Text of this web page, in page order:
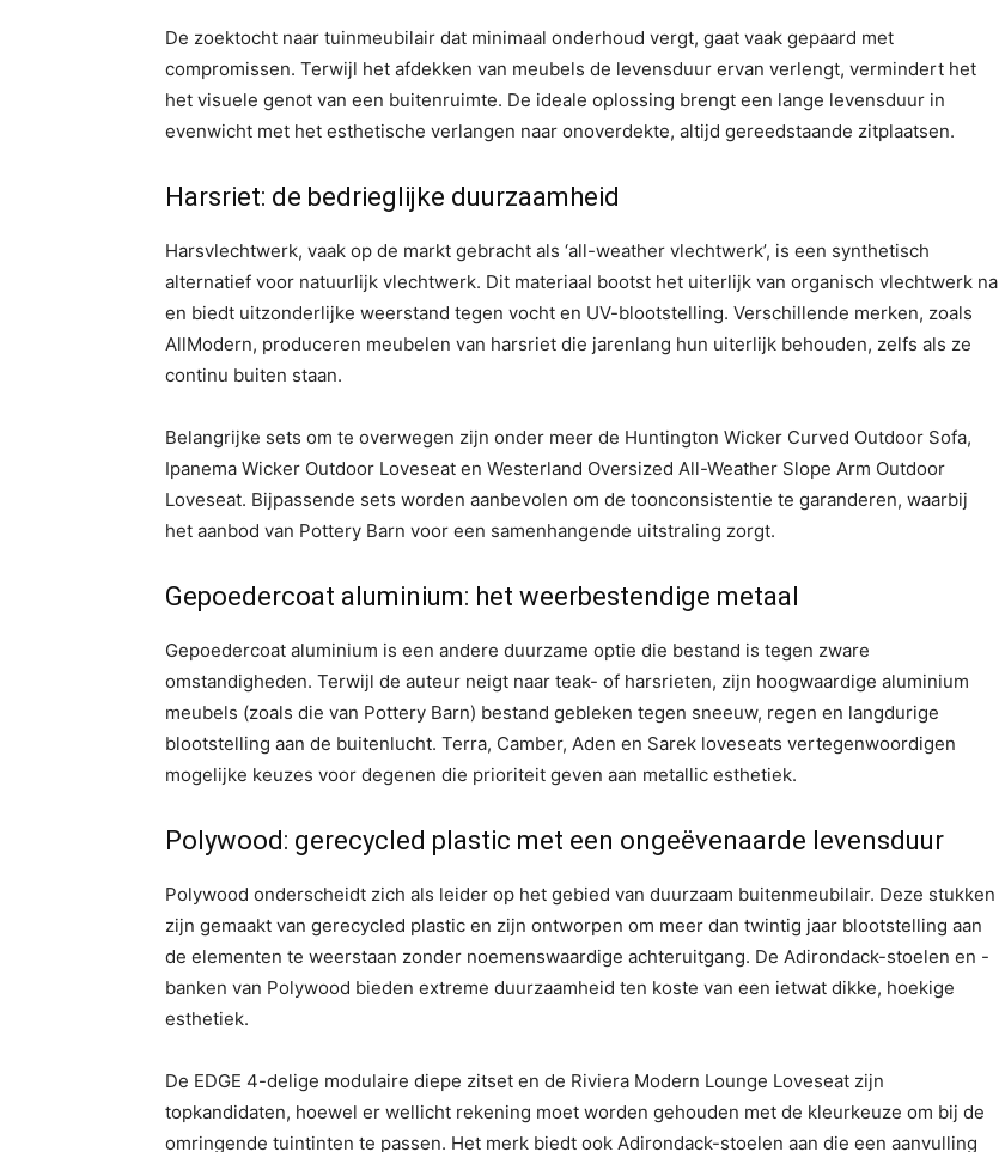
De zoektocht naar tuinmeubilair dat minimaal onderhoud vergt, gaat vaak gepaard met
compromissen. Terwijl het afdekken van meubels de levensduur ervan verlengt, vermindert het
het visuele genot van een buitenruimte. De ideale oplossing brengt een lange levensduur in
evenwicht met het esthetische verlangen naar onoverdekte, altijd gereedstaande zitplaatsen.
Harsriet: de bedrieglijke duurzaamheid
Harsvlechtwerk, vaak op de markt gebracht als ‘all-weather vlechtwerk’, is een synthetisch
alternatief voor natuurlijk vlechtwerk. Dit materiaal bootst het uiterlijk van organisch vlechtwerk na
en biedt uitzonderlijke weerstand tegen vocht en UV-blootstelling. Verschillende merken, zoals
AllModern, produceren meubelen van harsriet die jarenlang hun uiterlijk behouden, zelfs als ze
continu buiten staan.
Belangrijke sets om te overwegen zijn onder meer de Huntington Wicker Curved Outdoor Sofa,
Ipanema Wicker Outdoor Loveseat en Westerland Oversized All-Weather Slope Arm Outdoor
Loveseat. Bijpassende sets worden aanbevolen om de toonconsistentie te garanderen, waarbij
het aanbod van Pottery Barn voor een samenhangende uitstraling zorgt.
Gepoedercoat aluminium: het weerbestendige metaal
Gepoedercoat aluminium is een andere duurzame optie die bestand is tegen zware
omstandigheden. Terwijl de auteur neigt naar teak- of harsrieten, zijn hoogwaardige aluminium
meubels (zoals die van Pottery Barn) bestand gebleken tegen sneeuw, regen en langdurige
blootstelling aan de buitenlucht. Terra, Camber, Aden en Sarek loveseats vertegenwoordigen
mogelijke keuzes voor degenen die prioriteit geven aan metallic esthetiek.
Polywood: gerecycled plastic met een ongeëvenaarde levensduur
Polywood onderscheidt zich als leider op het gebied van duurzaam buitenmeubilair. Deze stukken
zijn gemaakt van gerecycled plastic en zijn ontworpen om meer dan twintig jaar blootstelling aan
de elementen te weerstaan ​​zonder noemenswaardige achteruitgang. De Adirondack-stoelen en -
banken van Polywood bieden extreme duurzaamheid ten koste van een ietwat dikke, hoekige
esthetiek.
De EDGE 4-delige modulaire diepe zitset en de Riviera Modern Lounge Loveseat zijn
topkandidaten, hoewel er wellicht rekening moet worden gehouden met de kleurkeuze om bij de
omringende tuintinten te passen. Het merk biedt ook Adirondack-stoelen aan die een aanvulling